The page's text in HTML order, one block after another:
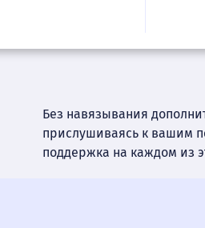
Без навязывания
прислушиваясь к вашим
поддержка на каждом из